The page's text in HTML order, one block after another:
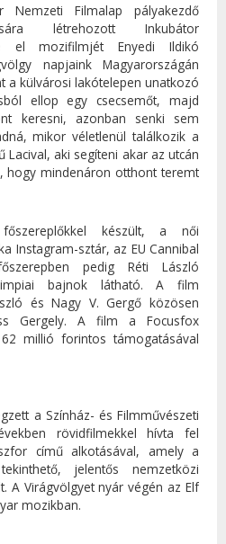
Filmalap pályakezdő
létrehozott Inkubátor
el mozifilmjét Enyedi Ildikó
napjaink Magyarországán
a külvárosi lakótelepen unatkozó
ellop egy csecsemőt, majd
keresni, azonban senki sem
mikor véletlenül találkozik a
aki segíteni akar az utcán
hogy mindenáron otthont teremt
készült, a női
Instagram-sztár, az EU Cannibal
pedig Réti László
bajnok látható. A film
és Nagy V. Gergő közösen
Gergely. A film a Focusfox
millió forintos támogatásával
a Színház- és Filmművészeti
rövidfilmekkel hívta fel
című alkotásával, amely a
jelentős nemzetközi
A Virágvölgyet nyár végén az Elf
mozikban.